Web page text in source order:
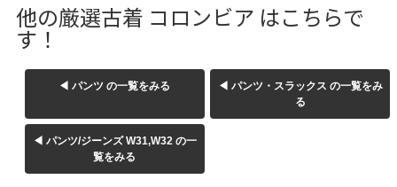
他の厳選古着 コロンビア はこちらで
す！
◀ パンツ の一覧をみる
◀ パンツ・スラックス の一覧をみ
る
◀ パンツ/ジーンズ W31,W32 の一
覧をみる